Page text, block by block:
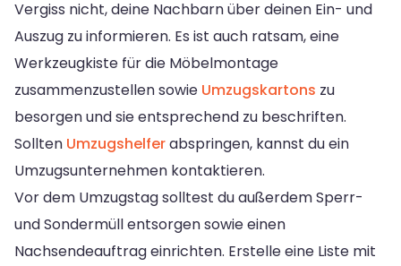
Vergiss nicht, deine Nachbarn über deinen Ein- und
Auszug zu informieren. Es ist auch ratsam, eine
Werkzeugkiste für die Möbelmontage
zusammenzustellen sowie Umzugskartons zu
besorgen und sie entsprechend zu beschriften.
Sollten Umzugshelferabspringen, kannst du ein
Umzugsunternehmen kontaktieren.
Vor dem Umzugstag solltest du außerdem Sperr-
und Sondermüll entsorgen sowie einen
Nachsendeauftrag einrichten. Erstelle eine Liste mit